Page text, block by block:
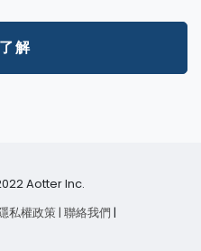
解
Aotter Inc.
私權政策 | 聯絡我們 |